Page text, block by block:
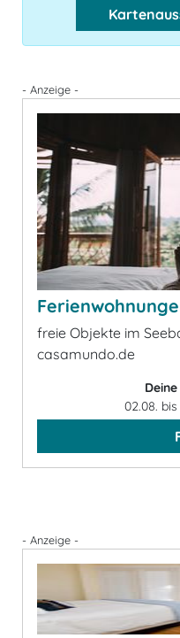
- Anzeige -
freie Objekte im
casamundo.de
02.08.
- Anzeige -